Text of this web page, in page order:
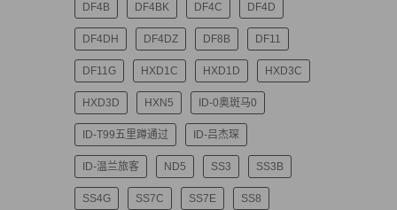
DF4B DF4BK DF4C DF4D
DF4DH DF4DZ DF8B DF11
DF11G HXD1C HXD1D HXD3C
HXD3D HXN5 ID-0奥斑马0
ID-T99五里蹲通过 ID-吕杰琛
ID-温兰旅客 ND5 SS3 SS3B
SS4G SS7C SS7E SS8